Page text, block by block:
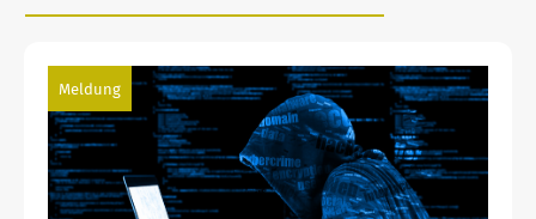
Meldung